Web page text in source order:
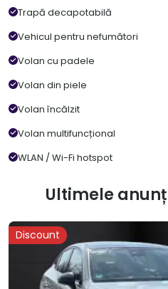
Trapă decapotabilă
Vehicul pentru nefumători
Volan cu padele
Volan din piele
Volan încălzit
Volan multifuncțional
WLAN / Wi-Fi hotspot
Ultimele
Discount